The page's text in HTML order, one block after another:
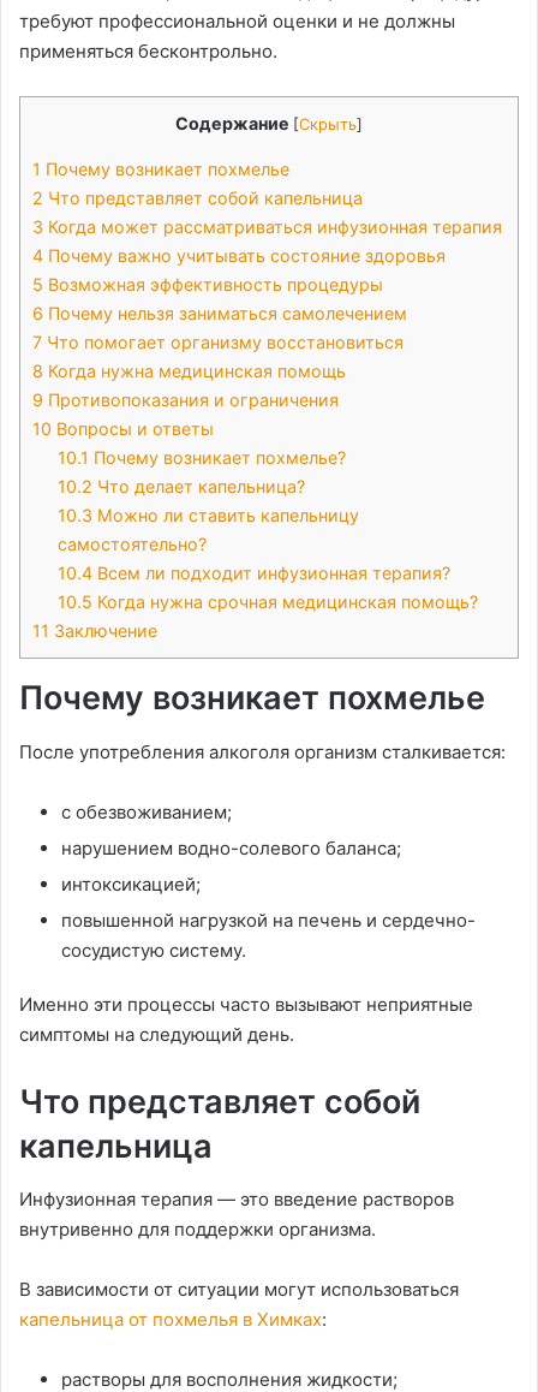
требуют профессиональной оценки и не должны
применяться бесконтрольно.
Содержание [Скрыть]
1 Почему возникает похмелье
2 Что представляет собой капельница
3 Когда может рассматриваться инфузионная терапия
4 Почему важно учитывать состояние здоровья
5 Возможная эффективность процедуры
6 Почему нельзя заниматься самолечением
7 Что помогает организму восстановиться
8 Когда нужна медицинская помощь
9 Противопоказания и ограничения
10 Вопросы и ответы
10.1 Почему возникает похмелье?
10.2 Что делает капельница?
10.3 Можно ли ставить капельницу
самостоятельно?
10.4 Всем ли подходит инфузионная терапия?
10.5 Когда нужна срочная медицинская помощь?
11 Заключение
Почему возникает похмелье
После употребления алкоголя организм сталкивается:
с обезвоживанием;
нарушением водно-солевого баланса;
интоксикацией;
повышенной нагрузкой на печень и сердечно-
сосудистую систему.
Именно эти процессы часто вызывают неприятные
симптомы на следующий день.
Что представляет собой
капельница
Инфузионная терапия — это введение растворов
внутривенно для поддержки организма.
В зависимости от ситуации могут использоваться
капельница от похмелья в Химках:
растворы для восполнения жидкости;